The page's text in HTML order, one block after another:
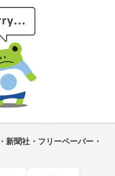
新聞社・フリーペーパー・